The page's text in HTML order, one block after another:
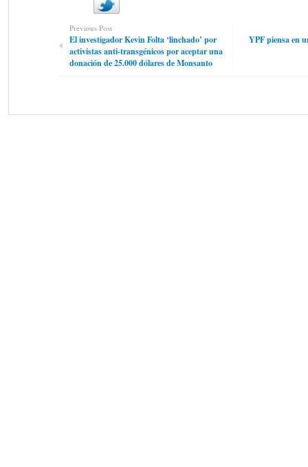
Previous Post
El investigador Kevin Folta ‘linchado’ por
activistas anti-transgénicos por aceptar una
donación de 25.000 dólares de Monsanto
YPF piensa en